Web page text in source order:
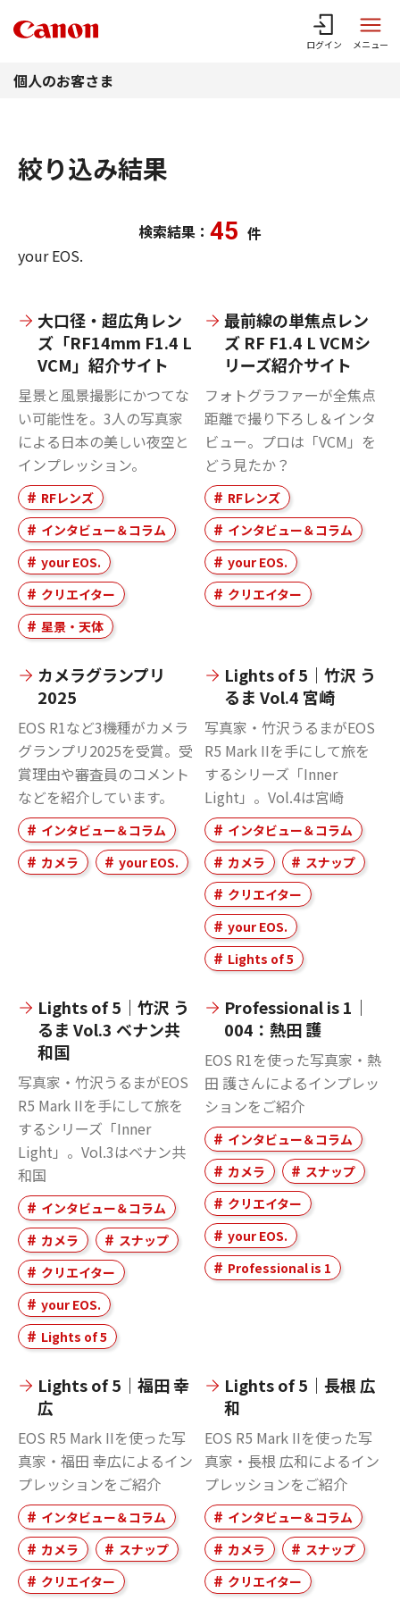
ログイン メニュー
個人のお客さま
絞り込み結果
検索結果： 45 件
your EOS.
大口径・超広角レン
ズ「RF14mm F1.4 L
VCM」紹介サイト
星景と風景撮影にかつてな
い可能性を。3人の写真家
による日本の美しい夜空と
インプレッション。
RFレンズ
インタビュー＆コラム
your EOS.
クリエイター
星景・天体
最前線の単焦点レン
ズ RF F1.4 L VCMシ
リーズ紹介サイト
フォトグラファーが全焦点
距離で撮り下ろし＆インタ
ビュー。プロは「VCM」を
どう見たか？
RFレンズ
インタビュー＆コラム
your EOS.
クリエイター
カメラグランプリ
2025
EOS R1など3機種がカメラ
グランプリ2025を受賞。受
賞理由や審査員のコメント
などを紹介しています。
インタビュー＆コラム
カメラ
your EOS.
Lights of 5｜竹沢 う
るま Vol.4 宮崎
写真家・竹沢うるまがEOS
R5 Mark IIを手にして旅を
するシリーズ「Inner
Light」。Vol.4は宮崎
インタビュー＆コラム
カメラ
スナップ
クリエイター
your EOS.
Lights of 5
Lights of 5｜竹沢 う
るま Vol.3 ベナン共
和国
写真家・竹沢うるまがEOS
R5 Mark IIを手にして旅を
するシリーズ「Inner
Light」。Vol.3はベナン共
和国
インタビュー＆コラム
カメラ
スナップ
クリエイター
your EOS.
Lights of 5
Professional is 1｜
004：熱田 護
EOS R1を使った写真家・熱
田 護さんによるインプレッ
ションをご紹介
インタビュー＆コラム
カメラ
スナップ
クリエイター
your EOS.
Professional is 1
Lights of 5｜福田 幸
広
EOS R5 Mark IIを使った写
真家・福田 幸広によるイン
プレッションをご紹介
インタビュー＆コラム
カメラ
スナップ
クリエイター
Lights of 5｜長根 広
和
EOS R5 Mark IIを使った写
真家・長根 広和によるイン
プレッションをご紹介
インタビュー＆コラム
カメラ
スナップ
クリエイター